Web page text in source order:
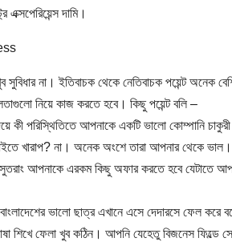
এক্সপেরিয়েন্স দামি।
না। ইতিবাচক থেকে নেতিবাচক পয়েন্ট অনেক
নিয়ে কাজ করতে হবে। কিছু পয়েন্ট বলি –
পরিস্থিতিতে আপনাকে একটি ভালো কোম্পানি চাকুরী
খারাপ? না। অনেক অংশে তারা আপনার থেকে ভাল।
আপনাকে এরকম কিছু অফার করতে হবে যেটাতে
ভালো ছাত্র এখানে এসে দেদারসে ফেল
শিখে ফেলা খুব কঠিন। আপনি যেহেতু বিজনেস ফিল্ডে